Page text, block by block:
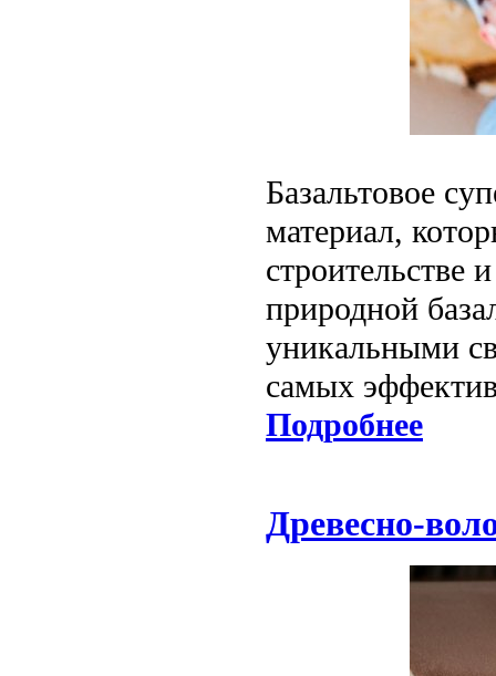
Базальтовое
материал,
строительстве
природной
уникальными
самых
Подробнее
Древесно-